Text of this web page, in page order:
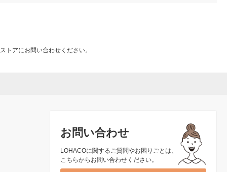
トアにお問い合わせください。
お問い合わせ
LOHACOに関するご質問やお困りごとは、
こちらからお問い合わせください。